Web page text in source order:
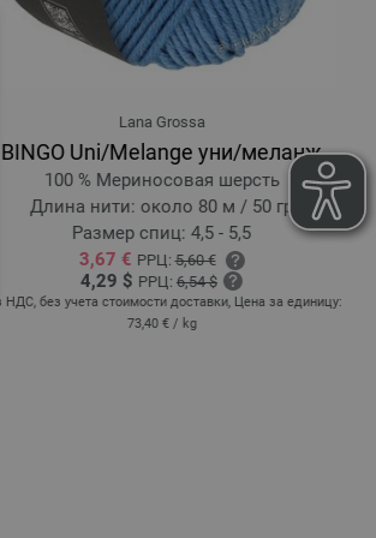
Lana Grossa
BINGO Uni/Melange уни/меланж
100 % Мериносовая шерсть
Длина нити: около 80 м / 50 гр
Размер спиц: 4,5 - 5,5
3,67 € РРЦ: 5,60 €
4,29 $ РРЦ: 6,54 $
НДС, без учета стоимости доставки, Цена за единицу:
73,40 € / kg